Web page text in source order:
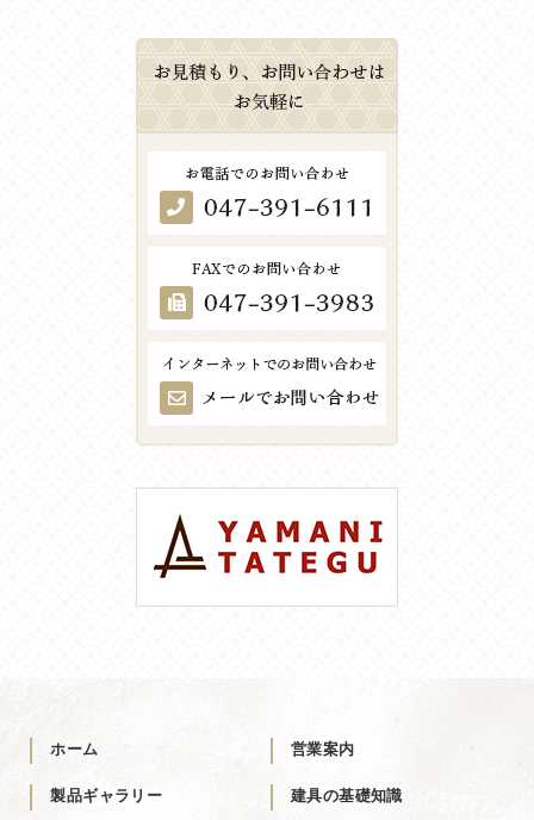
ホーム
製品ギャラリー
営業案内
建具の基礎知識